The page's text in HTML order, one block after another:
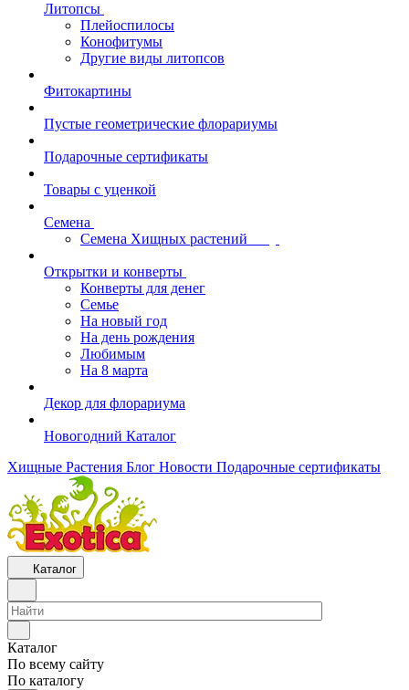
Литопсы
Плейоспилосы
Конофитумы
Другие виды литопсов
Фитокартины
Пустые геометрические флорариумы
Подарочные сертификаты
Товары с уценкой
Семена
Семена Хищных растений
Открытки и конверты
Конверты для денег
Семье
На новый год
На день рождения
Любимым
На 8 марта
Декор для флорариума
Новогодний Каталог
Хищные Растения Блог Новости Подарочные сертификаты
Каталог
Каталог
По всему сайту
По каталогу